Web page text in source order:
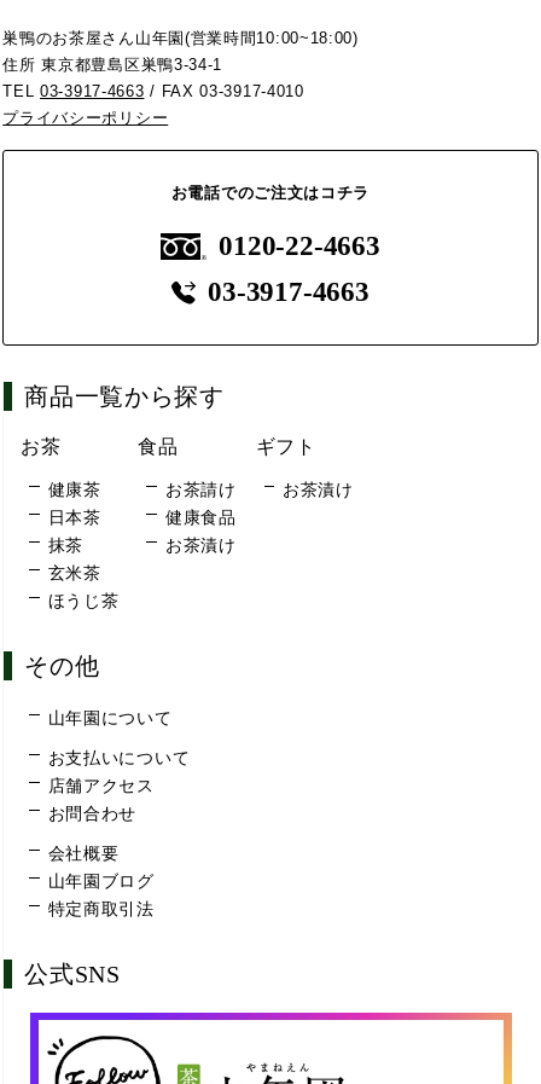
巣鴨のお茶屋さん山年園(営業時間10:00~18:00)
住所 東京都豊島区巣鴨3-34-1
TEL03-3917-4663 / FAX 03-3917-4010
プライバシーポリシー
お電話でのご注文はコチラ
0120-22-4663
03-3917-4663
商品一覧から探す
お茶
健康茶
日本茶
抹茶
玄米茶
ほうじ茶
食品
お茶請け
健康食品
お茶漬け
ギフト
お茶漬け
その他
山年園について
お支払いについて
店舗アクセス
お問合わせ
会社概要
山年園ブログ
特定商取引法
公式SNS